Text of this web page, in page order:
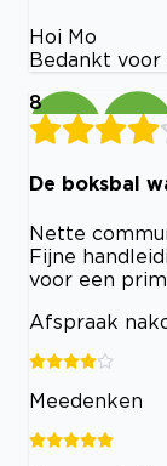
Hoi Mo
Bedankt voor
8
De boksbal
Nette
Fijne
voor een
Afspraak
Meedenken